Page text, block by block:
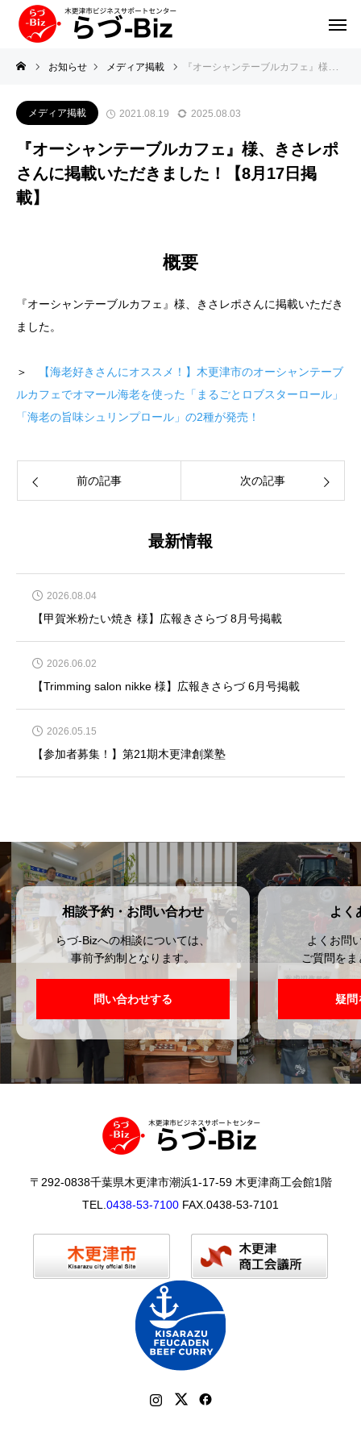
お知らせ メディア掲載 『オーシャンテーブルカフェ』様、きさレポさんに掲載いただきました！【8月17日掲載】
メディア掲載 2021.08.19 2025.08.03
『オーシャンテーブルカフェ』様、きさレポ
さんに掲載いただきました！【8月17日掲
載】
概要
『オーシャンテーブルカフェ』様、きさレポさんに掲載いただき
ました。
＞
【海老好きさんにオススメ！】木更津市のオーシャンテーブ
ルカフェでオマール海老を使った「まるごとロブスターロール」
「海老の旨味シュリンプロール」の2種が発売！
前の記事 次の記事
最新情報
2026.08.04
【甲賀米粉たい焼き 様】広報きさらづ 8月号掲載
2026.06.02
【Trimming salon nikke 様】広報きさらづ 6月号掲載
2026.05.15
【参加者募集！】第21期木更津創業塾
相談予約・お問い合わせ
らづ-Bizへの相談については、
事前予約制となります。
問い合わせする
よく
よくお問
ご質問を
疑問
〒292-0838千葉県木更津市潮浜1-17-59 木更津商工会館1階
TEL. 0438-53-7100 FAX.0438-53-7101